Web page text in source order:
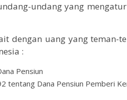
undang yang
dengan uang yang teman-
:
Pensiun
Dana Pensiun Pemberi